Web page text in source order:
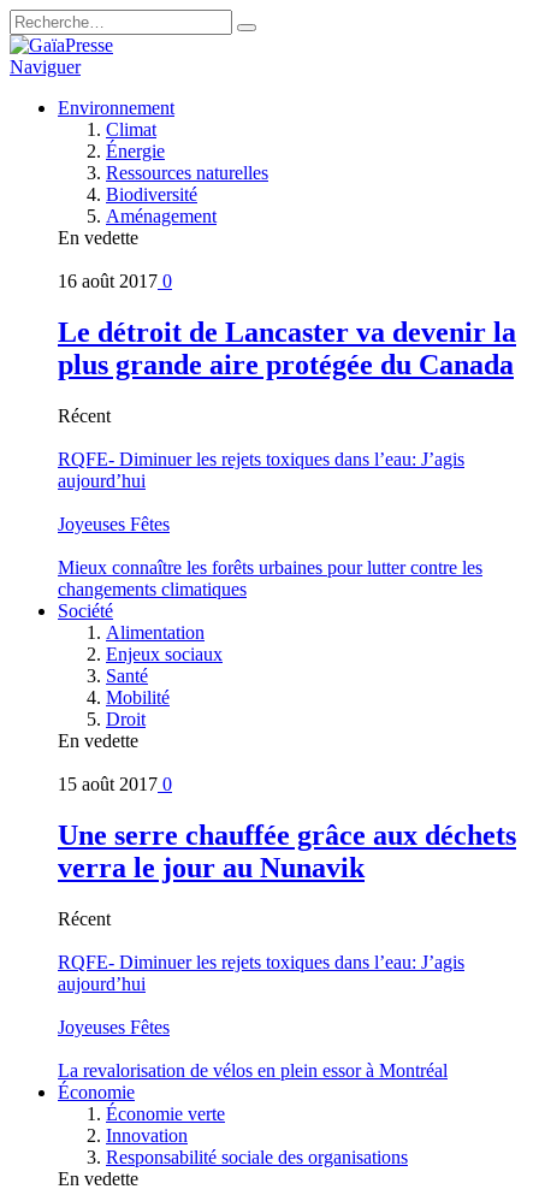
Naviguer
Environnement
Climat
Énergie
Ressources naturelles
Biodiversité
Aménagement
En vedette
16 août 2017 0
Le détroit de Lancaster va devenir la
plus grande aire protégée du Canada
Récent
RQFE- Diminuer les rejets toxiques dans l’eau: J’agis
aujourd’hui
Joyeuses Fêtes
Mieux connaître les forêts urbaines pour lutter contre les
changements climatiques
Société
Alimentation
Enjeux sociaux
Santé
Mobilité
Droit
En vedette
15 août 2017 0
Une serre chauffée grâce aux déchets
verra le jour au Nunavik
Récent
RQFE- Diminuer les rejets toxiques dans l’eau: J’agis
aujourd’hui
Joyeuses Fêtes
La revalorisation de vélos en plein essor à Montréal
Économie
Économie verte
Innovation
Responsabilité sociale des organisations
En vedette